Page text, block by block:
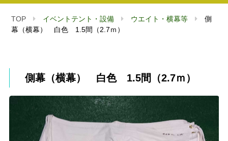
TOP イベントテント・設備 ウエイト・横幕等
側
幕（横幕） 白色 1.5間（2.7ｍ）
側幕（横幕） 白色 1.5間（2.7ｍ）